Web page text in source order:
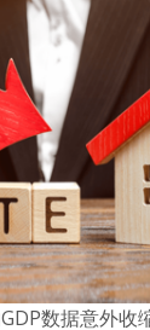
数据意外收